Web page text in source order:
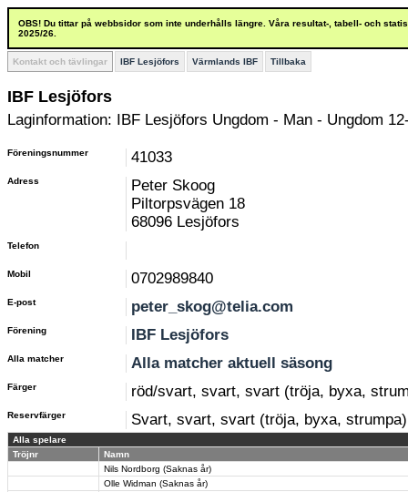
OBS! Du tittar på webbsidor som inte underhålls längre. Våra resultat-, tabell- och
2025/26.
Kontakt och tävlingar IBF Lesjöfors Värmlands IBF Tillbaka
IBF Lesjöfors
Laginformation: IBF Lesjöfors Ungdom - Man - Ungdom
Föreningsnummer 41033
Adress
Peter Skoog
Piltorpsvägen 18
68096 Lesjöfors
Telefon
Mobil 0702989840
E-post peter_skog@telia.com
Förening IBF Lesjöfors
Alla matcher Alla matcher aktuell säsong
Färger röd/svart, svart, svart (tröja, byxa,
Reservfärger Svart, svart, svart (tröja, byxa, strumpa)
Alla spelare
Tröjnr
Namn
Nils Nordborg (Saknas år)
Olle Widman (Saknas år)